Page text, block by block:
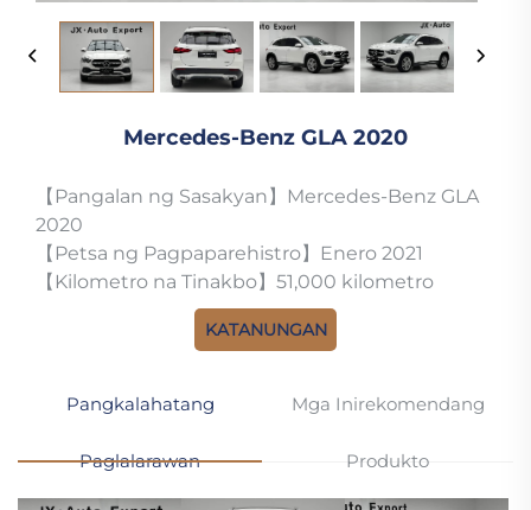
Mercedes-Benz GLA 2020
【Pangalan ng Sasakyan】Mercedes-Benz GLA
2020
【Petsa ng Pagpaparehistro】Enero 2021
【Kilometro na Tinakbo】51,000 kilometro
KATANUNGAN
Pangkalahatang
Paglalarawan
Mga Inirekomendang
Produkto